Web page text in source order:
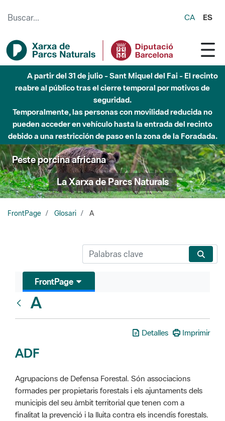
CA ES
A partir del 31 de julio - Sant Miquel del Fai - El recinto
reabre al público tras el cierre temporal por motivos de
seguridad.
Temporalmente, las personas con movilidad reducida no
pueden acceder en vehículo hasta la entrada del recinto
debido a una restricción de paso en la zona de la Foradada.
Peste porcina africana
La Xarxa de Parcs Naturals
FrontPage Glosari A
FrontPage
A
Detalles Imprimir
ADF
Agrupacions de Defensa Forestal. Són associacions
formades per propietaris forestals i els ajuntaments dels
municipis del seu àmbit territorial que tenen com a
finalitat la prevenció i la lluita contra els incendis forestals.